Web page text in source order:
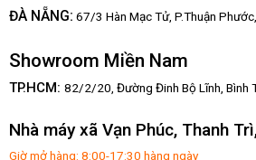
ĐÀ NẴNG: 67/3 Hàn Mạc Tử, P.Thuận Phước,
Showroom Miền Nam
TP.HCM: 82/2/20, Đường Đinh Bộ Lĩnh, Bình
Nhà máy xã Vạn Phúc, Thanh
Giờ mở hàng: 8:00-17:30 hàng ngày